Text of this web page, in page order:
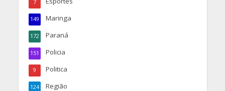
7
Maringa
149
Paraná
172
Policia
151
Politica
9
Região
124